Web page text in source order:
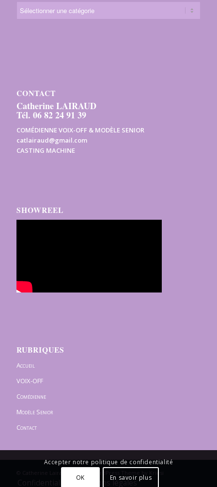
CONTACT
Catherine LAIRAUD
Tél. 06 82 24 91 39
COMÉDIENNE VOIX-OFF & MODÈLE SENIOR
catlairaud@gmail.com
CASTING MACHINE
SHOWREEL
RUBRIQUES
Accueil
VOIX-OFF
Comédienne
Modèle Senior
Contact
© Catherine Lairaud - Enfold WordPress Theme by Kriesi
Confidentialité / Mentions légales
Accepter notre politique de confidentialité
OK
En savoir plus